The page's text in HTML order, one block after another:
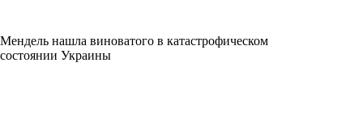
Мендель нашла виноватого в катастрофическом
состоянии Украины